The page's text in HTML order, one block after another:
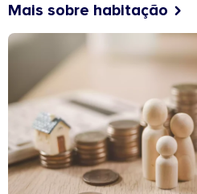
Mais sobre habitação